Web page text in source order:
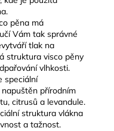
pěna má
Vám tak správné
tlak na
struktura visco pěny
vlhkosti.
speciální
přírodním
citrusů a levandule.
struktura vlákna
a tažnost.